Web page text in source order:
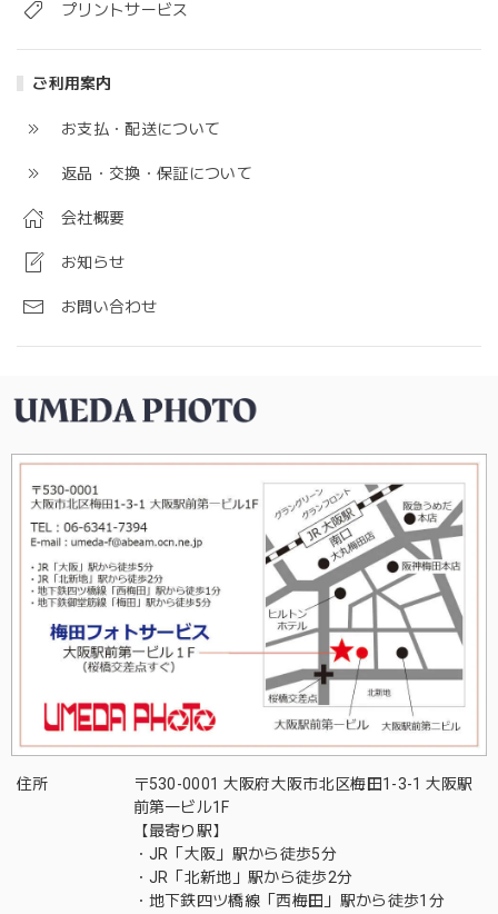
プリントサービス
ご利用案内
お支払・配送について
返品・交換・保証について
会社概要
お知らせ
お問い合わせ
住所
〒530-0001 大阪府大阪市北区梅田1-3-1 大阪駅
前第一ビル1F
【最寄り駅】
・JR「大阪」駅から徒歩5分
・JR「北新地」駅から徒歩2分
・地下鉄四ツ橋線「西梅田」駅から徒歩1分